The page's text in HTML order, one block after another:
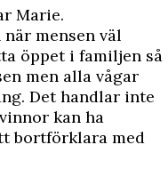
Marie.
mensen väl
öppet i familjen så
men alla vågar
Det handlar inte
kan ha
bortförklara med